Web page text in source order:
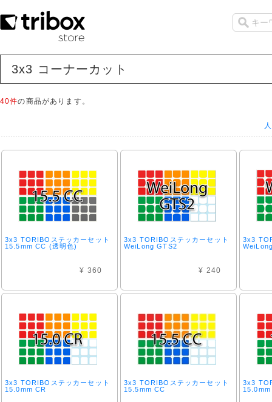
3x3 コーナーカット
40件の商品があります。
3x3 TORIBOステッカーセット
15.5mm CC (透明色)
¥ 360
3x3 TORIBOステッカーセット
WeiLong GTS2
¥ 240
3x3
3x3 TORIBOステッカーセット
15.0mm CR
3x3 TORIBOステッカーセット
15.5mm CC
3x3